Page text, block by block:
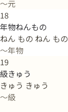
～元
18
年物ねんもの
ねん もの ねん もの
～年物
19
級きゅう
きゅう きゅう
～級